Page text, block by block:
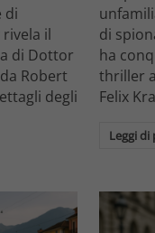
di
il
di Dottor
Robert
degli
di
ha
thriller
Felix
Leggi di